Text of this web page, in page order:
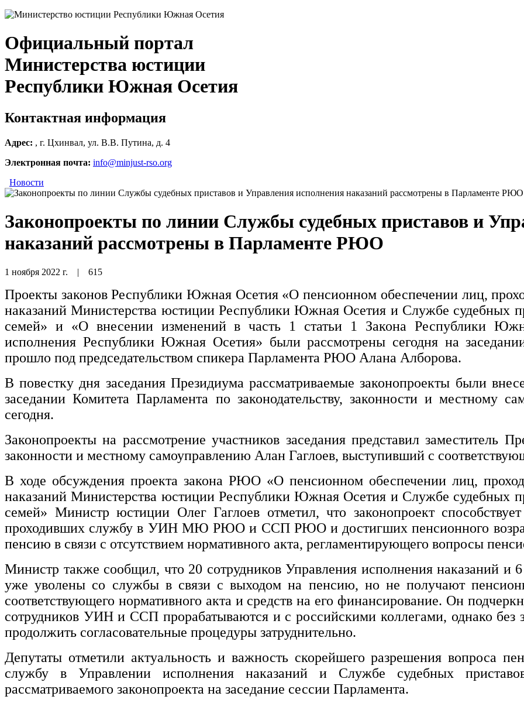
Официальный портал
Министерства юстиции
Республики Южная Осетия
Контактная информация
Адрес: , г. Цхинвал, ул. В.В. Путина, д. 4
Электронная почта: info@minjust-rso.org
Новости
Законопроекты по линии Службы судебных приставов и
наказаний рассмотрены в Парламенте РЮО
1 ноября 2022 г. | 615
Проекты законов Республики Южная Осетия «О пенсионном обеспечении лиц,
наказаний Министерства юстиции Республики Южная Осетия и Службе судебных
семей» и «О внесении изменений в часть 1 статьи 1 Закона Республики
исполнения Республики Южная Осетия» были рассмотрены сегодня на
прошло под председательством спикера Парламента РЮО Алана Алборова.
В повестку дня заседания Президиума рассматриваемые законопроекты были
заседании Комитета Парламента по законодательству, законности и местному
сегодня.
Законопроекты на рассмотрение участников заседания представил заместитель
законности и местному самоуправлению Алан Гаглоев, выступивший с
В ходе обсуждения проекта закона РЮО «О пенсионном обеспечении лиц,
наказаний Министерства юстиции Республики Южная Осетия и Службе судебных
семей» Министр юстиции Олег Гаглоев отметил, что законопроект
проходивших службу в УИН МЮ РЮО и ССП РЮО и достигших пенсионного
пенсию в связи с отсутствием нормативного акта, регламентирующего вопросы
Министр также сообщил, что 20 сотрудников Управления исполнения наказаний и
уже уволены со службы в связи с выходом на пенсию, но не получают
соответствующего нормативного акта и средств на его финансирование. Он
сотрудников УИН и ССП прорабатываются и с российскими коллегами, однако без
продолжить согласовательные процедуры затруднительно.
Депутаты отметили актуальность и важность скорейшего разрешения вопроса
службу в Управлении исполнения наказаний и Службе судебных
рассматриваемого законопроекта на заседание сессии Парламента.